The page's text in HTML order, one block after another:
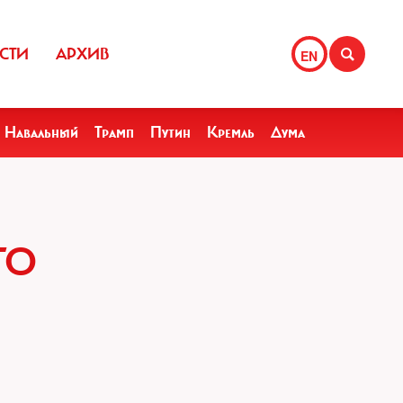
EN
АРХИВ
Навальный Трамп Путин Кремль Дума